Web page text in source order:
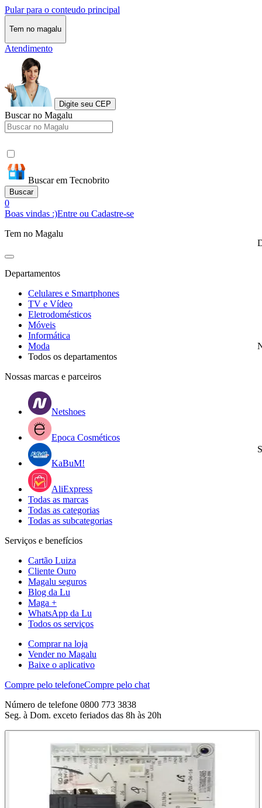
Pular para o conteudo principal
Tem no magalu
Atendimento
Digite seu CEP
Buscar no Magalu
Buscar em Tecnobrito
Buscar
0
Boas vindas :)Entre ou Cadastre-se
Tem no Magalu
Departamentos
Celulares e Smartphones
TV e Vídeo
Eletrodomésticos
Móveis
Informática
Moda
Todos os departamentos
Nossas marcas e parceiros
Netshoes
Epoca Cosméticos
KaBuM!
AliExpress
Todas as marcas
Todas as categorias
Todas as subcategorias
Serviços e benefícios
Cartão Luiza
Cliente Ouro
Magalu seguros
Blog da Lu
Maga +
WhatsApp da Lu
Todos os serviços
Comprar na loja
Vender no Magalu
Baixe o aplicativo
Compre pelo telefoneCompre pelo chat
Número de telefone 0800 773 3838
Seg. à Dom. exceto feriados das 8h às 20h